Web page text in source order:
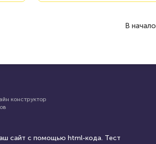
В начало
конструктор
сайт с помощью html-кода. Тест